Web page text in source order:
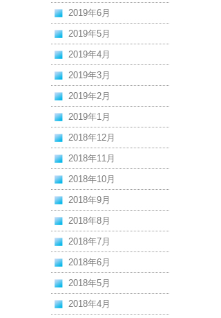
2019年6月
2019年5月
2019年4月
2019年3月
2019年2月
2019年1月
2018年12月
2018年11月
2018年10月
2018年9月
2018年8月
2018年7月
2018年6月
2018年5月
2018年4月